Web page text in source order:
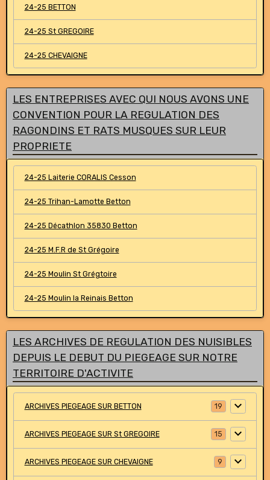
24-25 BETTON
24-25 St GREGOIRE
24-25 CHEVAIGNE
LES ENTREPRISES AVEC QUI NOUS AVONS UNE
CONVENTION POUR LA REGULATION DES
RAGONDINS ET RATS MUSQUES SUR LEUR
PROPRIETE
24-25 Laiterie CORALIS Cesson
24-25 Trihan-Lamotte Betton
24-25 Décathlon 35830 Betton
24-25 M.F.R de St Grégoire
24-25 Moulin St Grégtoire
24-25 Moulin la Reinais Betton
LES ARCHIVES DE REGULATION DES NUISIBLES
DEPUIS LE DEBUT DU PIEGEAGE SUR NOTRE
TERRITOIRE D'ACTIVITE
ARCHIVES PIEGEAGE SUR BETTON 19
ARCHIVES PIEGEAGE SUR St GREGOIRE 15
ARCHIVES PIEGEAGE SUR CHEVAIGNE 9